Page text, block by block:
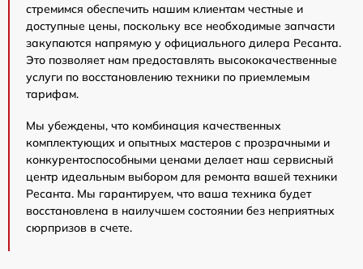
стремимся обеспечить нашим клиентам честные и
доступные цены, поскольку все необходимые запчасти
закупаются напрямую у официального дилера Ресанта.
Это позволяет нам предоставлять высококачественные
услуги по восстановлению техники по приемлемым
тарифам.
Мы убеждены, что комбинация качественных
комплектующих и опытных мастеров с прозрачными и
конкурентоспособными ценами делает наш сервисный
центр идеальным выбором для ремонта вашей техники
Ресанта. Мы гарантируем, что ваша техника будет
восстановлена в наилучшем состоянии без неприятных
сюрпризов в счете.